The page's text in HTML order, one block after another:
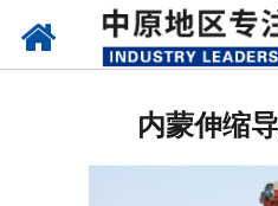
内蒙伸缩